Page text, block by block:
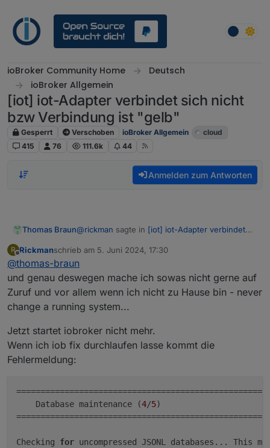
ioBroker Community Home
Deutsch
ioBroker Allgemein
[iot] iot-Adapter verbindet sich nicht
bzw Verbindung ist "gelb"
Gesperrt Verschoben ioBroker Allgemein
cloud
415
76 111.6k 44
Anmelden zum Antworten
Thomas Braun@rickman sagte in [iot] iot-Adapter verbindet
Weil es die derzeitige Empfehlung für den
ioBroker ist.
Macht man das dann einfach mit "iob
nodejs-update 20"?
Ja, genau damit.
R
Offline
Rickmanschrieb am 5. Juni 2024, 17:30
zuletzt editiert von
@thomas-braun
und genau deswegen mache ich sowas nicht gerne auf
Zuruf und vor allem wenn ich nicht zu Hause bin - never
change a running system...
Jetzt startet iobroker nicht mehr.
Wenn ich iob fix durchlaufen lasse kommt die
Fehlermeldung:
    Database maintenance (
4/5)
Checking for uncompressed JSONL databases... This